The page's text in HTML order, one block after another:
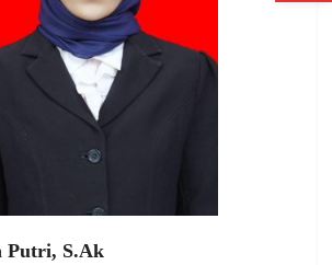
Putri, S.Ak